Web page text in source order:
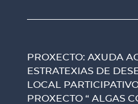
PROXECTO: AXUDA
ESTRATEXIAS DE
LOCAL
PROXECTO “ ALGAS